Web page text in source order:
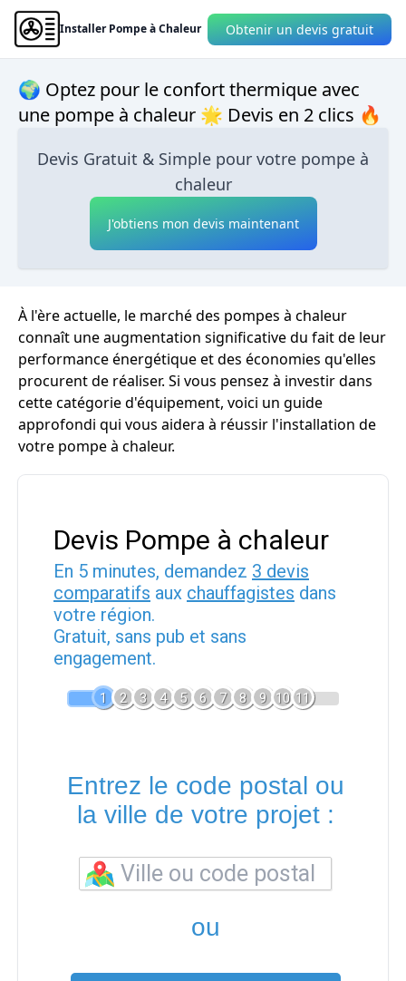
Installer Pompe à Chaleur Obtenir un devis gratuit
🌍 Optez pour le confort thermique avec
une pompe à chaleur 🌟 Devis en 2 clics 🔥
Devis Gratuit & Simple pour votre pompe à
chaleur
J'obtiens mon devis maintenant
À l'ère actuelle, le marché des pompes à chaleur
connaît une augmentation significative du fait de leur
performance énergétique et des économies qu'elles
procurent de réaliser. Si vous pensez à investir dans
cette catégorie d'équipement, voici un guide
approfondi qui vous aidera à réussir l'installation de
votre pompe à chaleur.
Devis Pompe à chaleur
En 5 minutes, demandez 3 devis
comparatifs aux chauffagistes dans
votre région.
Gratuit, sans pub et sans
engagement.
1 2 3 4 5 6 7 8 9 10 11
Entrez le code postal ou
la ville de votre projet :
ou